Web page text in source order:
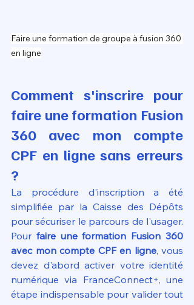
Faire une formation de groupe à fusion 360
en ligne
Comment s'inscrire pour
faire une formation Fusion
360 avec mon compte
CPF en ligne sans erreurs
?
La procédure d'inscription a été
simplifiée par la Caisse des Dépôts
pour sécuriser le parcours de l'usager.
Pour faire une formation Fusion 360
avec mon compte CPF en ligne, vous
devez d'abord activer votre identité
numérique via FranceConnect+, une
étape indispensable pour valider tout